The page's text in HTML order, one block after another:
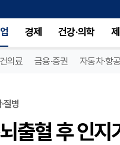
경제 건강·의학
의료 금융·증권 자동차·항공
질병
출혈 후 인